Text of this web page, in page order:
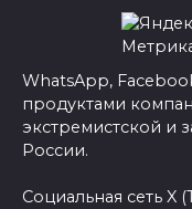
WhatsApp,
продуктами
экстремистской и
России.
Социальная сеть X